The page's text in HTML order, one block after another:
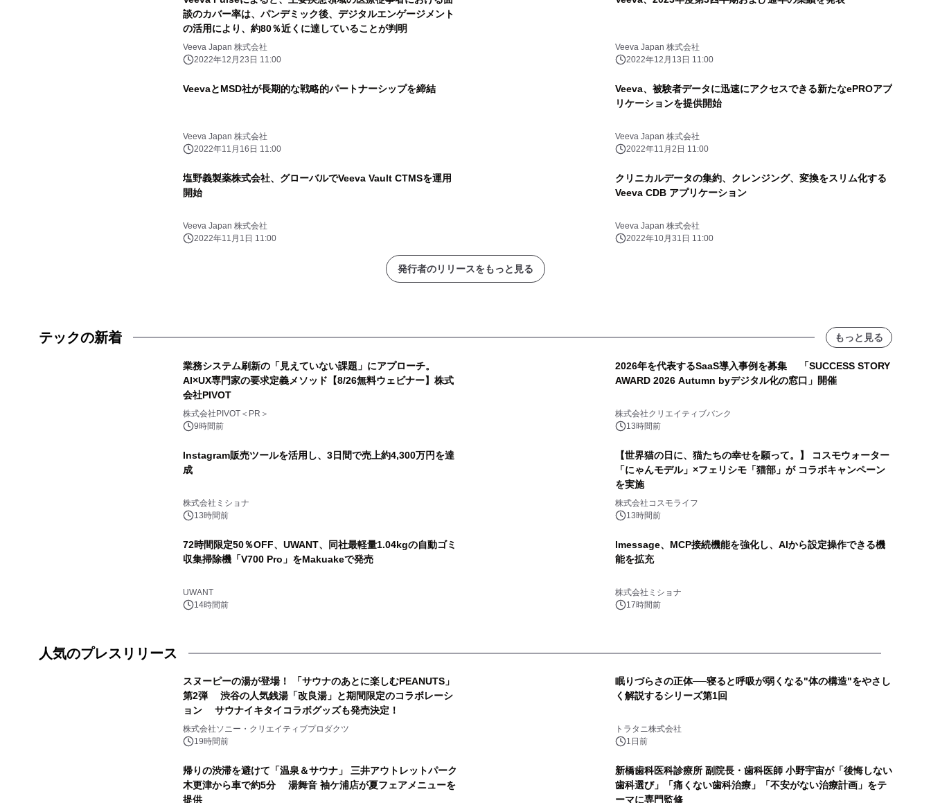
談のカバー率は、パンデミック後、デジタルエンゲージメント
の活用により、約80％近くに達していることが判明
Veeva Japan 株式会社
2022年12月23日 11:00
Veeva Japan 株式会社
2022年12月13日 11:00
VeevaとMSD社が長期的な戦略的パートナーシップを締結
Veeva Japan 株式会社
2022年11月16日 11:00
Veeva、被験者データに迅速にアクセスできる新たなePROアプ
リケーションを提供開始
Veeva Japan 株式会社
2022年11月2日 11:00
塩野義製薬株式会社、グローバルでVeeva Vault CTMSを運用
開始
Veeva Japan 株式会社
2022年11月1日 11:00
クリニカルデータの集約、クレンジング、変換をスリム化する
Veeva CDB アプリケーション
Veeva Japan 株式会社
2022年10月31日 11:00
発行者のリリースをもっと見る
テックの新着 もっと見る
業務システム刷新の「見えていない課題」にアプローチ。
AI×UX専門家の要求定義メソッド【8/26無料ウェビナー】株式
会社PIVOT
株式会社PIVOT＜PR＞
9時間前
2026年を代表するSaaS導入事例を募集 「SUCCESS STORY
AWARD 2026 Autumn byデジタル化の窓口」開催
株式会社クリエイティブバンク
13時間前
Instagram販売ツールを活用し、3日間で売上約4,300万円を達
成
株式会社ミショナ
13時間前
【世界猫の日に、猫たちの幸せを願って。】 コスモウォーター
「にゃんモデル」×フェリシモ「猫部」が コラボキャンペーン
を実施
株式会社コスモライフ
13時間前
72時間限定50％OFF、UWANT、同社最軽量1.04kgの自動ゴミ
収集掃除機「V700 Pro」をMakuakeで発売
UWANT
14時間前
lmessage、MCP接続機能を強化し、AIから設定操作できる機
能を拡充
株式会社ミショナ
17時間前
人気のプレスリリース
スヌーピーの湯が登場！ 「サウナのあとに楽しむPEANUTS」
第2弾 渋谷の人気銭湯「改良湯」と期間限定のコラボレーシ
ョン サウナイキタイコラボグッズも発売決定！
株式会社ソニー・クリエイティブプロダクツ
19時間前
眠りづらさの正体──寝ると呼吸が弱くなる"体の構造"をやさし
く解説するシリーズ第1回
トラタニ株式会社
1日前
帰りの渋滞を避けて「温泉＆サウナ」 三井アウトレットパーク
木更津から車で約5分 湯舞音 袖ケ浦店が夏フェアメニューを
提供
新橋歯科医科診療所 副院長・歯科医師 小野宇宙が「後悔しない
歯科選び」「痛くない歯科治療」「不安がない治療計画」をテ
ーマに専門監修